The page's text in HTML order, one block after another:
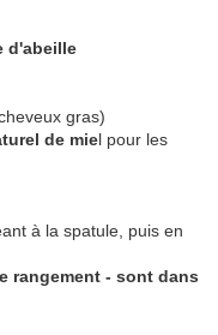
d'abeille
gras)
de miel pour les
à la spatule, puis en
rangement - sont dans